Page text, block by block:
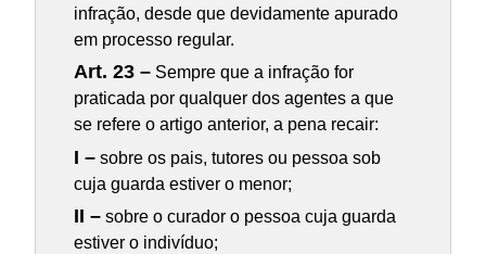
infração, desde que devidamente apurado
em processo regular.
Art. 23 – Sempre que a infração for
praticada por qualquer dos agentes a que
se refere o artigo anterior, a pena recair:
I – sobre os pais, tutores ou pessoa sob
cuja guarda estiver o menor;
II – sobre o curador o pessoa cuja guarda
estiver o indivíduo;